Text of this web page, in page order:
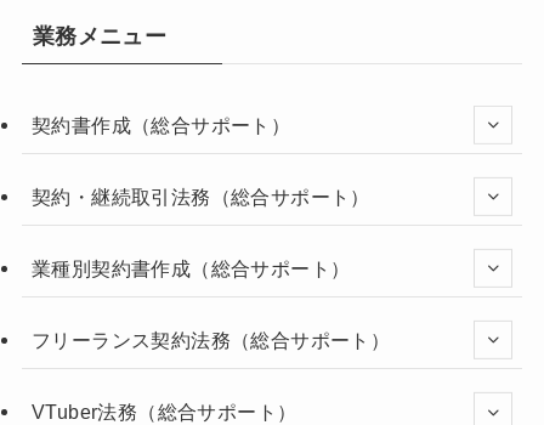
業務メニュー
契約書作成（総合サポート）
契約・継続取引法務（総合サポート）
業種別契約書作成（総合サポート）
フリーランス契約法務（総合サポート）
VTuber法務（総合サポート）